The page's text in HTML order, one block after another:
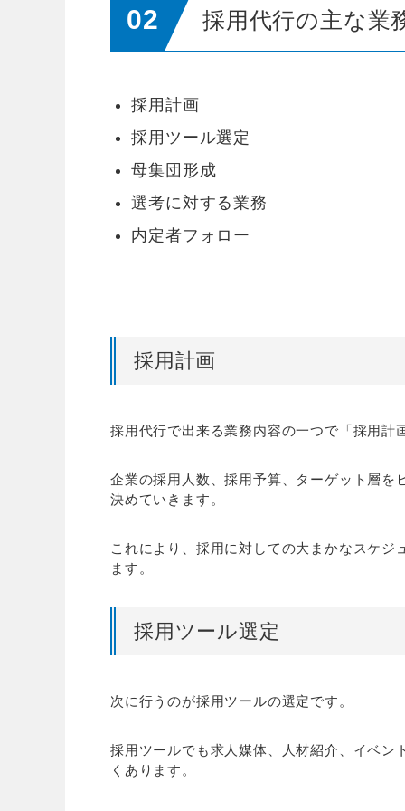
採用代行の主な業
採用計画
採用ツール選定
母集団形成
選考に対する業務
内定者フォロー
採用計画
採用代行で出来る業務内容の一つで「採用計
企業の採用人数、採用予算、ターゲット層
決めていきます。
これにより、採用に対しての大まかなスケ
ます。
採用ツール選定
次に行うのが採用ツールの選定です。
採用ツールでも求人媒体、人材紹介、イベ
くあります。